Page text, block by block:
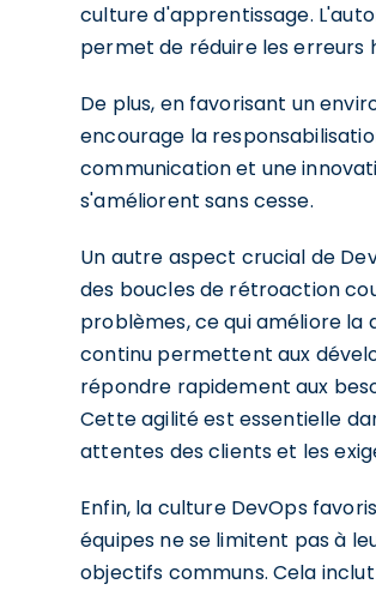
culture d'apprentissage.
permet de réduire les erreurs
De plus, en favorisant un
encourage la
communication et une
s'améliorent sans cesse.
Un autre aspect crucial de
des boucles de rétroaction
problèmes, ce qui améliore la
continu permettent aux
répondre rapidement aux
Cette agilité est essentielle
attentes des clients et les
Enfin, la culture DevOps
équipes ne se limitent pas à
objectifs communs. Cela